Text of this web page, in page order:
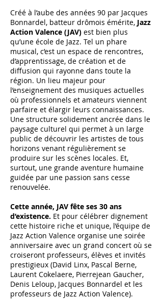
Créé à l’aube des années 90 par Jacques
Bonnardel, batteur drômois émérite, Jazz
Action Valence (JAV) est bien plus
qu’une école de Jazz. Tel un phare
musical, c’est un espace de rencontres,
d’apprentissage, de création et de
diffusion qui rayonne dans toute la
région. Un lieu majeur pour
l’enseignement des musiques actuelles
où professionnels et amateurs viennent
parfaire et élargir leurs connaissances.
Une structure solidement ancrée dans le
paysage culturel qui permet à un large
public de découvrir les artistes de tous
horizons venant régulièrement se
produire sur les scènes locales. Et,
surtout, une grande aventure humaine
guidée par une passion sans cesse
renouvelée.
Cette année, JAV fête ses 30 ans
d’existence. Et pour célébrer dignement
cette histoire riche et unique, l’équipe de
Jazz Action Valence organise une soirée
anniversaire avec un grand concert où se
croiseront professeurs, élèves et invités
prestigieux (David Linx, Pascal Berne,
Laurent Cokelaere, Pierrejean Gaucher,
Denis Leloup, Jacques Bonnardel et les
professeurs de Jazz Action Valence).